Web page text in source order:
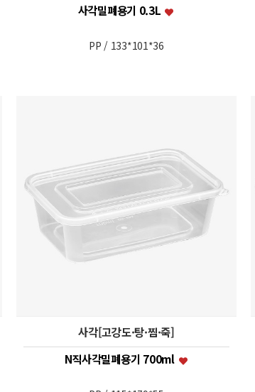
사각밀폐용기 0.3L
PP / 133*101*36
사각[고강도·탕·찜·죽]
N직사각밀폐용기 700ml